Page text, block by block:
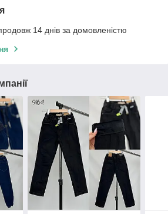
14 днів за домовленістю